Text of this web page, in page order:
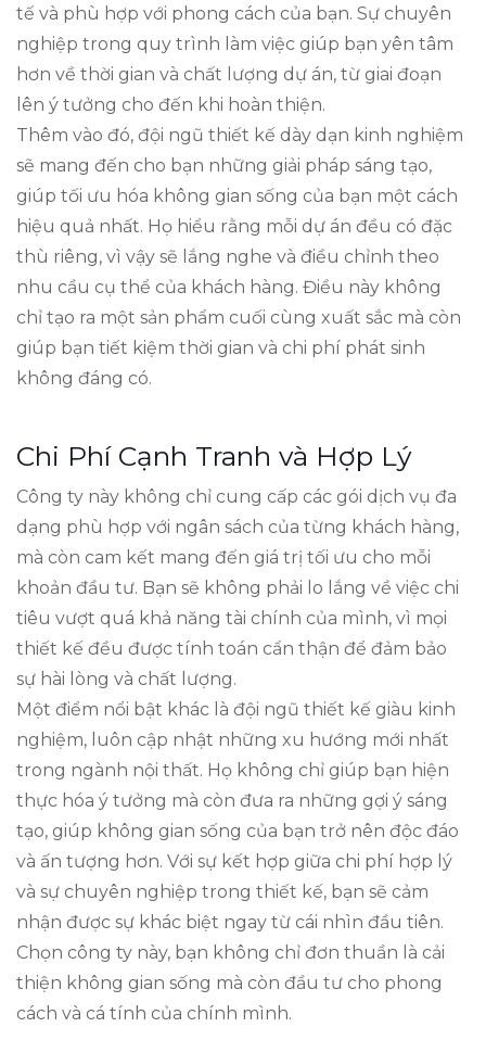
tế và phù hợp với phong cách của bạn. Sự chuyên
nghiệp trong quy trình làm việc giúp bạn yên tâm
hơn về thời gian và chất lượng dự án, từ giai đoạn
lên ý tưởng cho đến khi hoàn thiện.
Thêm vào đó, đội ngũ thiết kế dày dạn kinh nghiệm
sẽ mang đến cho bạn những giải pháp sáng tạo,
giúp tối ưu hóa không gian sống của bạn một cách
hiệu quả nhất. Họ hiểu rằng mỗi dự án đều có đặc
thù riêng, vì vậy sẽ lắng nghe và điều chỉnh theo
nhu cầu cụ thể của khách hàng. Điều này không
chỉ tạo ra một sản phẩm cuối cùng xuất sắc mà còn
giúp bạn tiết kiệm thời gian và chi phí phát sinh
không đáng có.
Chi Phí Cạnh Tranh và Hợp Lý
Công ty này không chỉ cung cấp các gói dịch vụ đa
dạng phù hợp với ngân sách của từng khách hàng,
mà còn cam kết mang đến giá trị tối ưu cho mỗi
khoản đầu tư. Bạn sẽ không phải lo lắng về việc chi
tiêu vượt quá khả năng tài chính của mình, vì mọi
thiết kế đều được tính toán cẩn thận để đảm bảo
sự hài lòng và chất lượng.
Một điểm nổi bật khác là đội ngũ thiết kế giàu kinh
nghiệm, luôn cập nhật những xu hướng mới nhất
trong ngành nội thất. Họ không chỉ giúp bạn hiện
thực hóa ý tưởng mà còn đưa ra những gợi ý sáng
tạo, giúp không gian sống của bạn trở nên độc đáo
và ấn tượng hơn. Với sự kết hợp giữa chi phí hợp lý
và sự chuyên nghiệp trong thiết kế, bạn sẽ cảm
nhận được sự khác biệt ngay từ cái nhìn đầu tiên.
Chọn công ty này, bạn không chỉ đơn thuần là cải
thiện không gian sống mà còn đầu tư cho phong
cách và cá tính của chính mình.